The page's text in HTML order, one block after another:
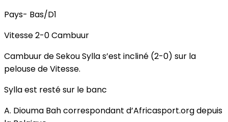
Pays- Bas/D1
Vitesse 2-0 Cambuur
Cambuur de Sekou Sylla s’est incliné (2-0) sur la
pelouse de Vitesse.
Sylla est resté sur le banc
A. Diouma Bah correspondant d’Africasport.org depuis